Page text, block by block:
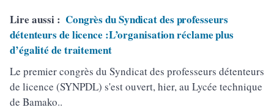
Lire aussi : Congrès du Syndicat des professeurs
détenteurs de licence :L’organisation réclame plus
d’égalité de traitement
Le premier congrès du Syndicat des professeurs détenteurs
de licence (SYNPDL) s'est ouvert, hier, au Lycée technique
de Bamako..